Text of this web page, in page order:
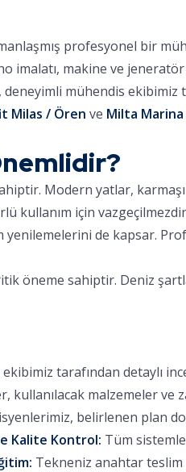
profesyonel bir
makine ve jeneratör
mühendis ekibimiz
Milas / Ören ve Milta
Modern yatlar,
kullanım için
yenilemelerini de kapsar.
öneme sahiptir. Deniz
tarafından detaylı
kullanılacak malzemeler ve
belirlenen plan
Kalite Kontrol: Tüm
Tekneniz anahtar teslim